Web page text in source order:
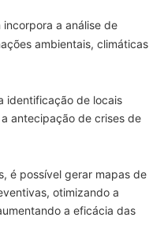
incorpora a análise de
ambientais, climáticas
identificação de locais
antecipação de crises de
é possível gerar mapas de
otimizando a
a eficácia das